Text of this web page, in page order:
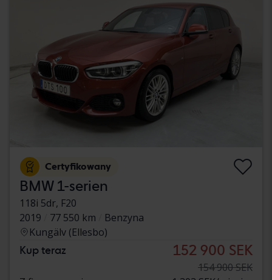
Certyfikowany
BMW 1-serien
118i 5dr, F20
2019
77 550 km
Benzyna
Kungälv (Ellesbo)
Kup teraz 152 900 SEK
154 900 SEK